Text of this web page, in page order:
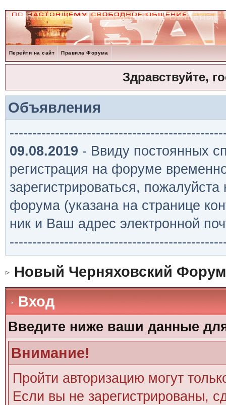
Перейти на сайт Правила Форума
Здравствуйте,
Объявления
09.08.2019 - Ввиду постоянных
регистрация на форуме
зарегистрироваться,
форума (указана на странице
ник и Ваш адрес электронной
Новый Черняховский Форум
Вход
Введите ниже ваши данные
Внимание!
Пройти авторизацию могут
Если вы не зарегистрированы,